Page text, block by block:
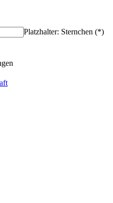
Platzhalter: Sternchen (*)